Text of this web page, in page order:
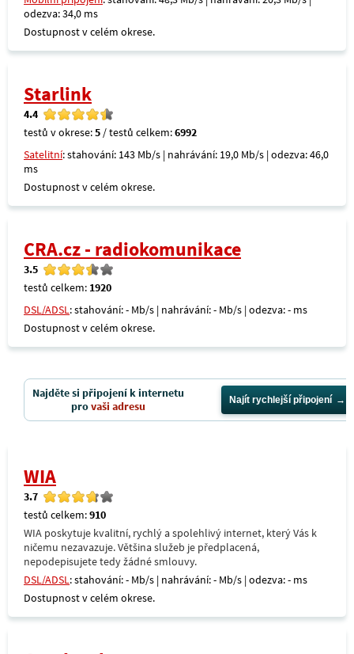
odezva: 34,0 ms
Dostupnost v celém okrese.
Starlink
4.4
testů v okrese:5 / testů celkem:6992
Satelitní: stahování: 143 Mb/s | nahrávání: 19,0 Mb/s | odezva: 46,0
ms
Dostupnost v celém okrese.
CRA.cz - radiokomunikace
3.5
testů celkem: 1920
DSL/ADSL: stahování: - Mb/s | nahrávání: - Mb/s | odezva: - ms
Dostupnost v celém okrese.
Najděte si připojení k internetu
provaši adresu Najít rychlejší připojení
WIA
3.7
testů celkem:910
WIA poskytuje kvalitní, rychlý a spolehlivý internet, který Vás k
ničemu nezavazuje. Většina služeb je předplacená,
nepodepisujete tedy žádné smlouvy.
DSL/ADSL: stahování: - Mb/s | nahrávání: - Mb/s | odezva: - ms
Dostupnost v celém okrese.